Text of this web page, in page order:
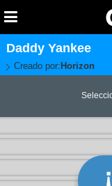
Daddy Yankee
Creado por: Horizon